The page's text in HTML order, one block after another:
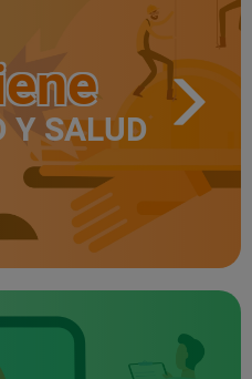
Y SALUD